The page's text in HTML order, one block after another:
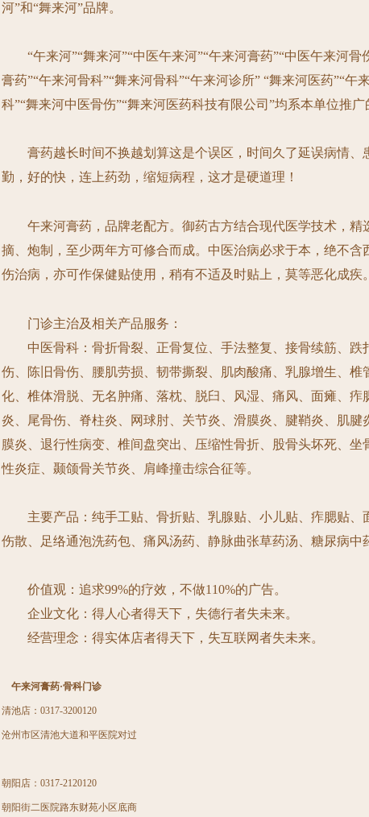
河”和“舞来河”品牌。
“午来河”“舞来河”“中医午来河”“午来河膏药”“中医午来河骨
膏药”“午来河骨科”“舞来河骨科”“午来河诊所” “舞来河医药”“午
科”“舞来河中医骨伤”“舞来河医药科技有限公司”均系本单位推广
膏药越长时间不换越划算这是个误区，时间久了延误病情、
勤，好的快，连上药劲，缩短病程，这才是硬道理！
午来河膏药，品牌老配方。御药古方结合现代医学技术，精
摘、炮制，至少两年方可修合而成。中医治病必求于本，绝不含
伤治病，亦可作保健贴使用，稍有不适及时贴上，莫等恶化成疾。
门诊主治及相关产品服务：
中医骨科： 骨折骨裂、 正骨复位、手法整复、接骨续筋、跌
伤、
陈旧骨伤、腰肌劳损、韧带撕裂、肌肉酸痛、乳腺增生、椎
化、椎体滑脱、无名肿痛、落枕、脱臼、风湿、痛风、面瘫、痄
炎、尾骨伤、脊柱炎、网球肘、关节炎、滑膜炎、腱鞘炎、肌腱
膜炎、退行性病变、椎间盘突出、压缩性骨折、股骨头坏死、坐
性炎症、颞颌骨关节炎、肩峰撞击综合征等。
主要产品： 纯手工贴、 骨折贴、 乳腺贴、小儿贴、 痄腮贴、
伤散、
足络通泡洗药包、痛风汤药、静脉曲张草药汤、糖尿病中
价值观：追求99%的疗效，不做110%的广告。
企业文化：得人心者得天下，失德行者失未来。
经营理念：得实体店者得天下，失互联网者失未来。
午来河膏药·骨科门诊
清池店：0317-3200120
沧州市区清池大道和平医院对过
朝阳店：0317-2120120
朝阳街二医院路东财苑小区底商